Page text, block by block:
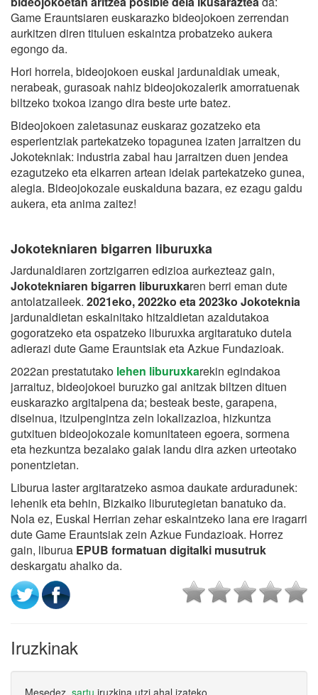
Game Erauntsiaren euskarazko bideojokoen zerrendan
aurkitzen diren tituluen eskaintza probatzeko aukera
egongo da.
Hori horrela, bideojokoen euskal jardunaldiak umeak,
nerabeak, gurasoak nahiz bideojokozalerik amorratuenak
biltzeko txokoa izango dira beste urte batez.
Bideojokoen zaletasunaz euskaraz gozatzeko eta
esperientziak partekatzeko topagunea izaten jarraitzen du
Jokotekniak: industria zabal hau jarraitzen duen jendea
ezagutzeko eta elkarren artean ideiak partekatzeko gunea,
alegia. Bideojokozale euskalduna bazara, ez ezagu galdu
aukera, eta anima zaitez!
Jokotekniaren bigarren liburuxka
Jardunaldiaren zortzigarren edizioa aurkezteaz gain,
Jokotekniaren bigarren liburuxkaren berri eman dute
antolatzaileek. 2021eko, 2022ko eta 2023ko Jokoteknia
jardunaldietan eskainitako hitzaldietan azaldutakoa
gogoratzeko eta ospatzeko liburuxka argitaratuko dutela
adierazi dute Game Erauntsiak eta Azkue Fundazioak.
2022an prestatutako lehen liburuxkarekin egindakoa
jarraituz, bideojokoei buruzko gai anitzak biltzen dituen
euskarazko argitalpena da; besteak beste, garapena,
diseinua, itzulpengintza zein lokalizazioa, hizkuntza
gutxituen bideojokozale komunitateen egoera, sormena
eta hezkuntza bezalako gaiak landu dira azken urteotako
ponentzietan.
Liburua laster argitaratzeko asmoa daukate arduradunek:
lehenik eta behin, Bizkaiko liburutegietan banatuko da.
Nola ez, Euskal Herrian zehar eskaintzeko lana ere iragarri
dute Game Erauntsiak zein Azkue Fundazioak. Horrez
gain, liburua EPUB formatuan digitalki musutruk
deskargatu ahalko da.
Iruzkinak
Mesedez, sartu iruzkina utzi ahal izateko.